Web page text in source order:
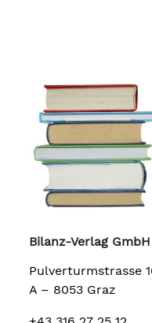
Bilanz-Verlag GmbH
Pulverturmstrasse
A – 8053 Graz